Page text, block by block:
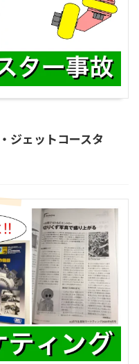
ジェットコースタ